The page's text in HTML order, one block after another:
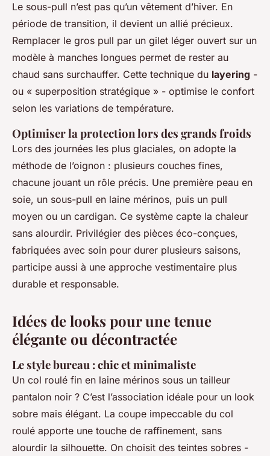
Le sous-pull n’est pas qu’un vêtement d’hiver. En
période de transition, il devient un allié précieux.
Remplacer le gros pull par un gilet léger ouvert sur un
modèle à manches longues permet de rester au
chaud sans surchauffer. Cette technique du layering -
ou « superposition stratégique » - optimise le confort
selon les variations de température.
Optimiser la protection lors des grands froids
Lors des journées les plus glaciales, on adopte la
méthode de l’oignon : plusieurs couches fines,
chacune jouant un rôle précis. Une première peau en
soie, un sous-pull en laine mérinos, puis un pull
moyen ou un cardigan. Ce système capte la chaleur
sans alourdir. Privilégier des pièces éco-conçues,
fabriquées avec soin pour durer plusieurs saisons,
participe aussi à une approche vestimentaire plus
durable et responsable.
Idées de looks pour une tenue
élégante ou décontractée
Le style bureau : chic et minimaliste
Un col roulé fin en laine mérinos sous un tailleur
pantalon noir ? C’est l’association idéale pour un look
sobre mais élégant. La coupe impeccable du col
roulé apporte une touche de raffinement, sans
alourdir la silhouette. On choisit des teintes sobres -